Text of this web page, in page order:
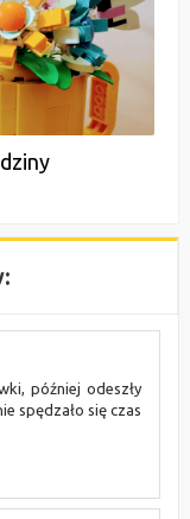
później odeszły
spędzało się czas